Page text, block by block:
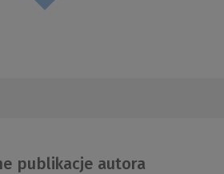
publikacje autora